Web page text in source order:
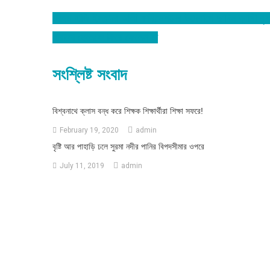
Post
সংশ্লিষ্ট সংবাদ
বিশ্বনাথে ক্লাস বন্ধ করে শিক্ষক শিক্ষার্থীরা শিক্ষা সফরে!
February 19, 2020 admin
বৃষ্টি আর পাহাড়ি ঢলে সুরমা নদীর পানির বিপদসীমার ওপরে
July 11, 2019 admin